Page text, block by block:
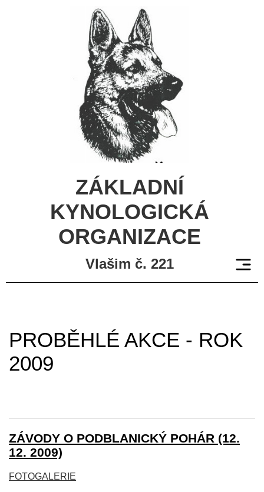
ZÁKLADNÍ
KYNOLOGICKÁ
ORGANIZACE
Vlašim č. 221
PROBĚHLÉ AKCE - ROK
2009
ZÁVODY O PODBLANICKÝ POHÁR (12.
12. 2009)
FOTOGALERIE